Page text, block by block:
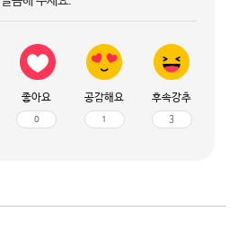
좋아요
0
공감해요
1
후속강추
3